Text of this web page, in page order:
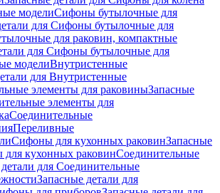
моделиСифоны бутылочные для
для Сифоны бутылочные для
для раковин, компактные
для Сифоны бутылочные для
моделиВнутристенные
для Внутристенные
элементы для раковиныЗапасные
элементы для
Соединительные
Переливные
Сифоны для кухонных раковинЗапасные
кухонных раковинСоединительные
для Соединительные
Запасные детали для